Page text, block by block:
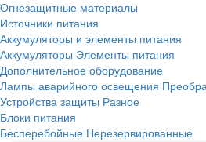
Огнезащитные материалы
Источники питания
Аккумуляторы и элементы питания
Аккумуляторы Элементы питания
Дополнительное оборудование
Лампы аварийного освещения
Устройства защиты Разное
Блоки питания
Бесперебойные Нерезервированные